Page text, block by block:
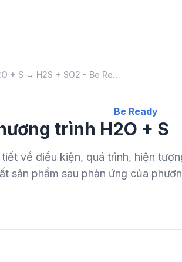
Phương trình H2O + S → H2S + SO2 - Be Ready
Be Ready
trình H2O + S
về điều kiện, quá trình, hiện
sản phẩm sau phản ứng của